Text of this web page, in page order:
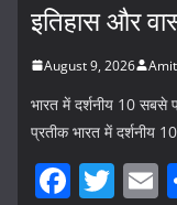
इतिहास और
August 9, 2026
भारत में दर्शनीय 10 सबसे
प्रतीक भारत में दर्शनीय
F T E